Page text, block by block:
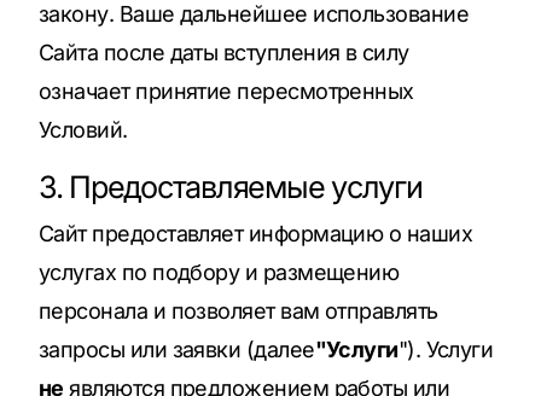
закону. Ваше дальнейшее использование
Сайта после даты вступления в силу
означает принятие пересмотренных
Условий.
3. Предоставляемые услуги
Сайт предоставляет информацию о наших
услугах по подбору и размещению
персонала и позволяет вам отправлять
запросы или заявки (далее"Услуги"). Услуги
не являются предложением работы или